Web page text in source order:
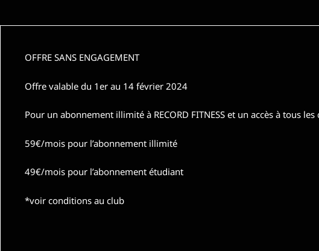
OFFRE SANS ENGAGEMENT
Offre valable du 1er au 14 février 2024
Pour un abonnement illimité à RECORD FITNESS et un accès à tous
59€/mois pour l’abonnement illimité
49€/mois pour l’abonnement étudiant
*voir conditions au club